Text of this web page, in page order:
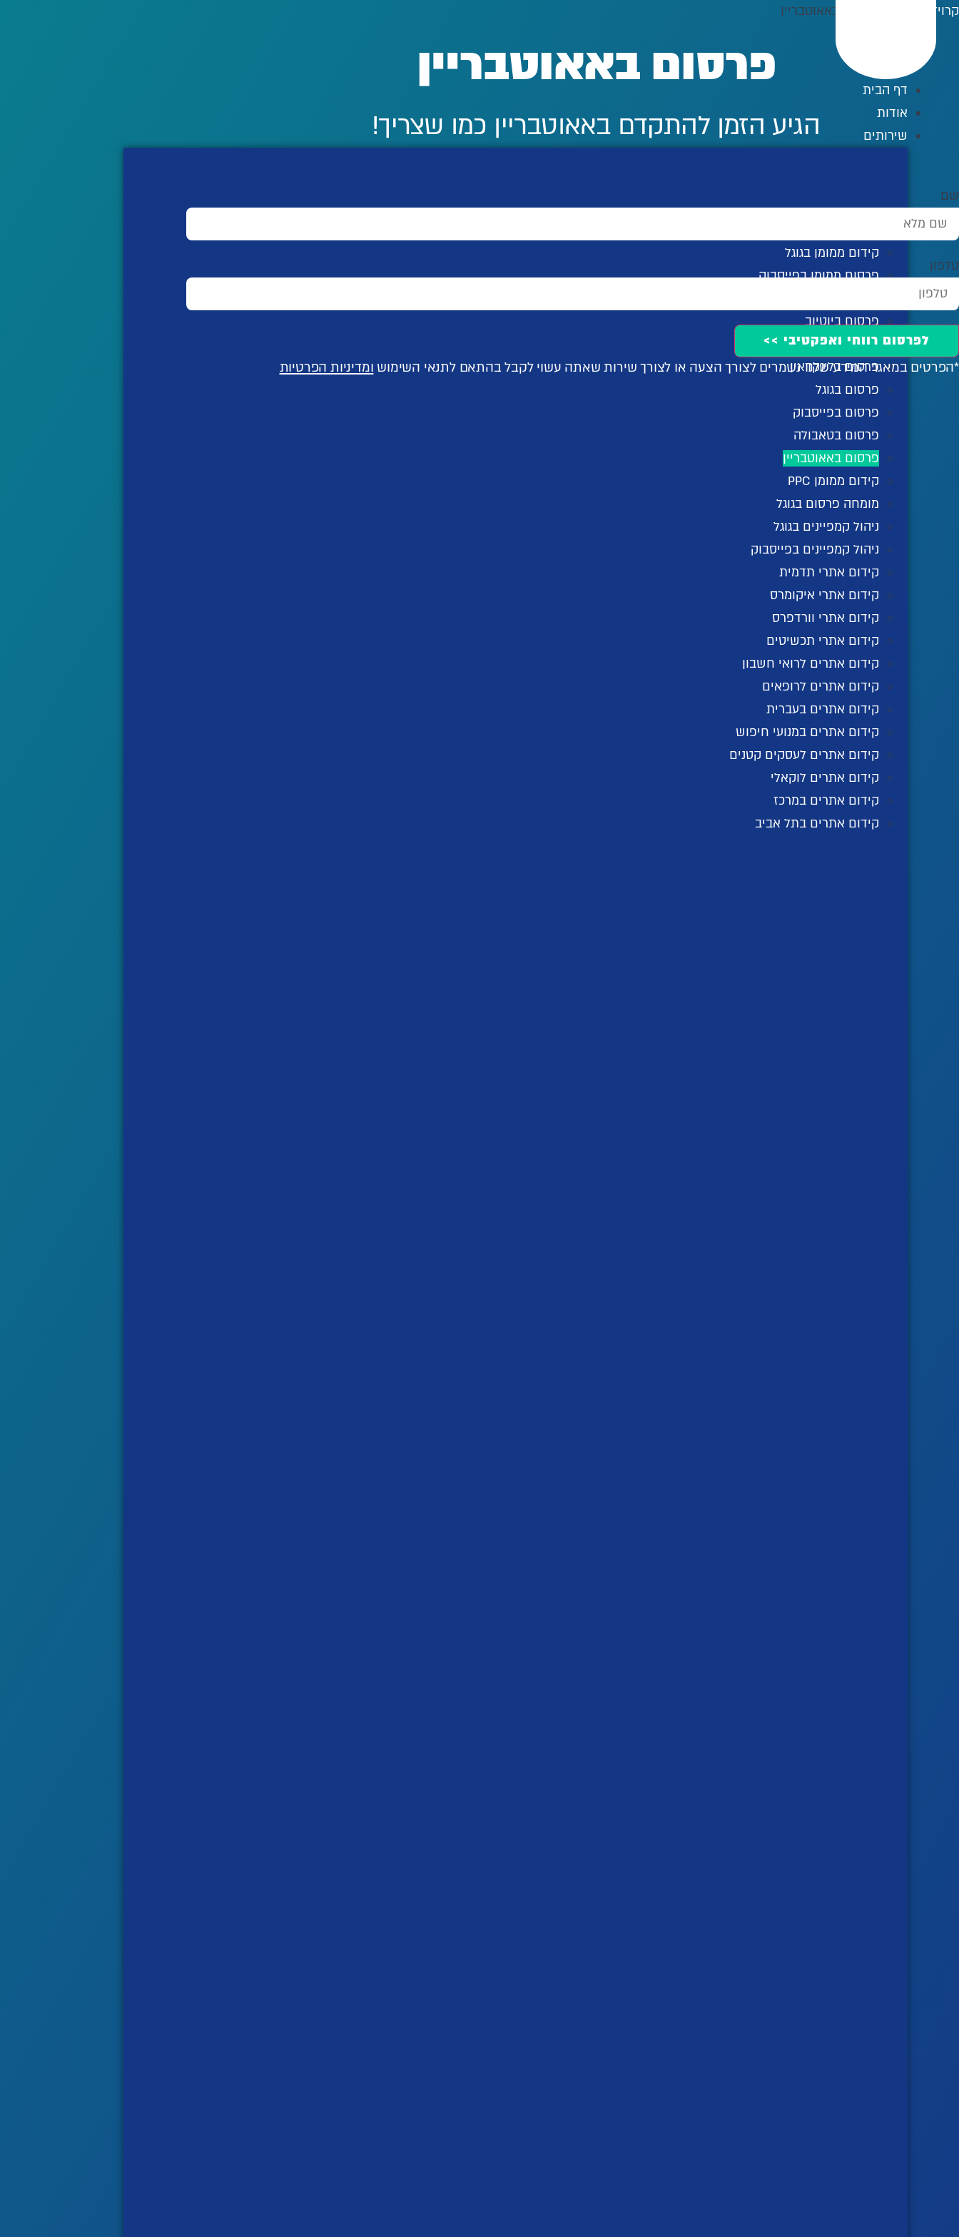
דלג
דף הבית
אודות
שירותים
קידום ממומן בגוגל
פרסום ממומן בפייסבוק
פרסום ביוטיוב
פרסום בטיקטוק
פרסום בלינקדאין
פרסום בגוגל
פרסום בפייסבוק
פרסום בטאבולה
פרסום באאוטבריין
קידום ממומן PPC
מומחה פרסום בגוגל
ניהול קמפיינים בגוגל
ניהול קמפיינים בפייסבוק
קידום אתרי תדמית
קידום אתרי איקומרס
קידום אתרי וורדפרס
קידום אתרי תכשיטים
קידום אתרים לרואי חשבון
קידום אתרים לרופאים
קידום אתרים בעברית
קידום אתרים במנועי חיפוש
קידום אתרים לעסקים קטנים
קידום אתרים לוקאלי
קידום אתרים במרכז
קידום אתרים בתל אביב
קרויזר דיגיטל פרסום באאוטבריין
פרסום באאוטבריין
הגיע הזמן להתקדם באאוטבריין כמו שצריך!
שם
טלפון
לפרסום רווחי ואפקטיבי >>
*הפרטים במאגר המידע שלנו נשמרים לצורך הצעה או לצורך שירות שאתה עשוי לקבל בהתאם לתנאי השימוש ומדיניות הפרטיות